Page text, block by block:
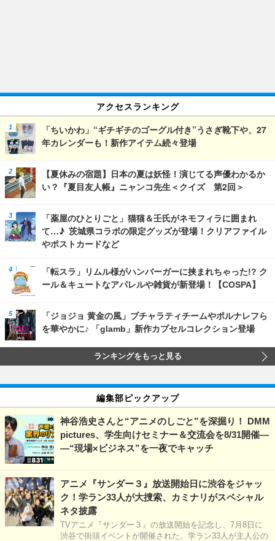
アクセスランキング
「ちいかわ」“ギチギチのゴーグル付き”うさぎ靴下や、27
年カレンダーも！新作アイテム続々登場
【夏休みの宿題】日本の夏は妖怪！演じてる声優わかるか
い？『夏目友人帳』ニャンコ先生＜クイズ 第2回＞
「薬屋のひとりごと」猫猫＆壬氏がネモフィラに囲まれ
て…♪ 茨城県コラボの限定グッズが登場！クリアファイル
やポストカードなど
「転スラ」リムル様がハンバーガーに挟まれちゃった!? ク
ール＆キュートなアパレルや雑貨が新登場！【COSPA】
「ジョジョ 黄金の風」ブチャラティチームやポルナレフら
を華やかに♪ 「glamb」新作カプセルコレクション登場
ランキングをもっと見る
編集部ピックアップ
神谷浩史さんと“アニメのしごと”を深掘り！ DMM
pictures、学生向けセミナー＆交流会を8/31開催―
―“現場×ビジネス”を一夜でキャッチ
アニメ『サンダー３』放送開始日に渋谷をジャッ
ク！学ラン33人が大捜索、カミナリがスペシャル
ネタ披露
TVアニメ『サンダー３』の放送開始を記念し、7月8日に
渋谷で街頭イベントが開催された。学ラン33人が主人公の